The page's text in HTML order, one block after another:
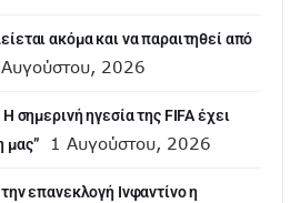
ακόμα και να παραιτηθεί από
2026
H σημερινή ηγεσία της FIFA έχει
μας”
1 Αυγούστου, 2026
επανεκλογή Ινφαντίνο η